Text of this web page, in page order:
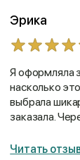
Эрика
Я оформляла
насколько
выбрала
заказала.
Читать